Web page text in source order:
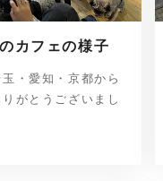
カフェの様子
・愛知・京都から
がとうございまし